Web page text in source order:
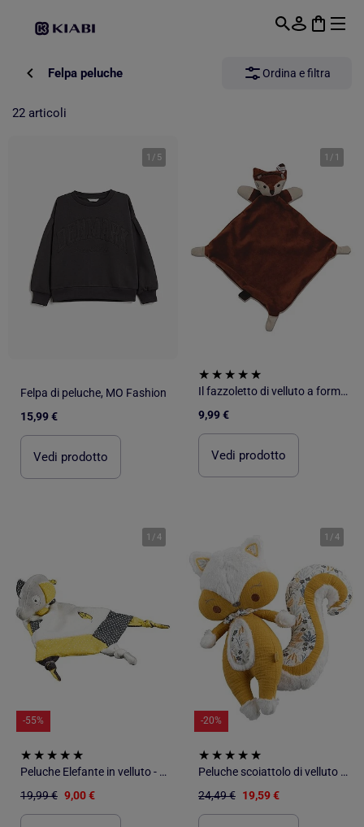
Felpa peluche Ordina e filtra
22 articoli
1 / 5
Felpa di peluche, MO Fashion
15,99 €
Vedi prodotto
1 / 1
Il fazzoletto di velluto a forma di volpe del marchio Les Chatounets
9,99 €
Vedi prodotto
1 /4
-55%
Peluche Elefante in velluto - SAUTHON
19,99 € 9,00 €
1 /4
-20%
Peluche scoiattolo di velluto giallo - SAUTHON
24,49 € 19,59 €